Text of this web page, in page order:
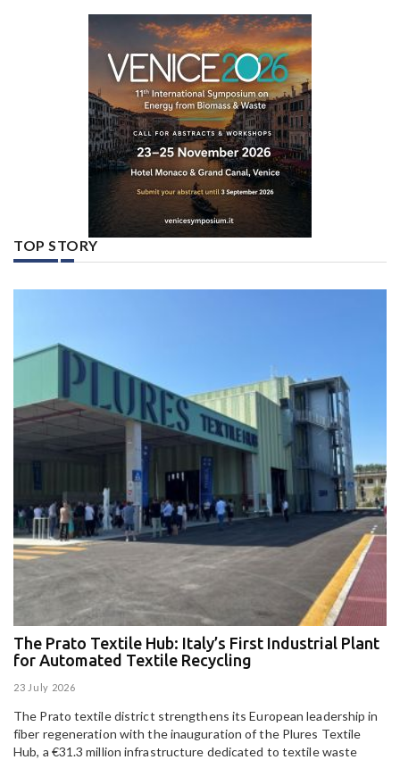
TOP STORY
The Prato Textile Hub: Italy’s First Industrial Plant
for Automated Textile Recycling
23 July 2026
The Prato textile district strengthens its European leadership in
fiber regeneration with the inauguration of the Plures Textile
Hub, a €31.3 million infrastructure dedicated to textile waste